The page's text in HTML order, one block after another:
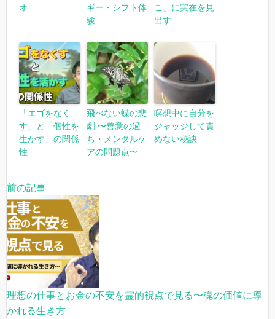
オ
ギー・シフト体
験
こ」に実在を見
出す
「エゴをなく
す」と「個性を
生かす」の関係
性
飛べない蝶の悲
劇 〜善意の過
ち・メンタルケ
アの問題点〜
瞑想中に自分を
ジャッジして責
めない秘訣
前の記事
理想の仕事とお金の不安を霊的視点で見る〜魂の価値に導
かれる生き方